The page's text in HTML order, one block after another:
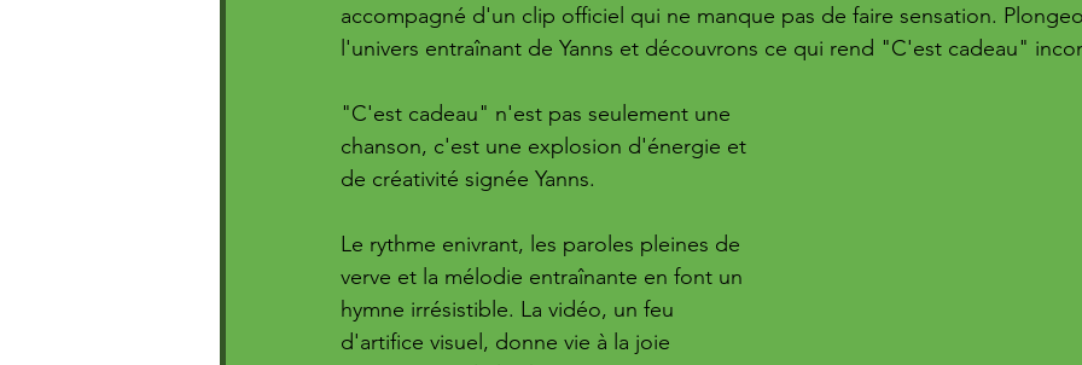
accompagné d'un clip officiel qui ne manque pas de faire sensation.
l'univers entraînant de Yanns et découvrons ce qui rend "C'est cadeau"
"C'est cadeau" n'est pas seulement une
chanson, c'est une explosion d'énergie et
de créativité signée Yanns.
Le rythme enivrant, les paroles pleines de
verve et la mélodie entraînante en font un
hymne irrésistible. La vidéo, un feu
d'artifice visuel, donne vie à la joie